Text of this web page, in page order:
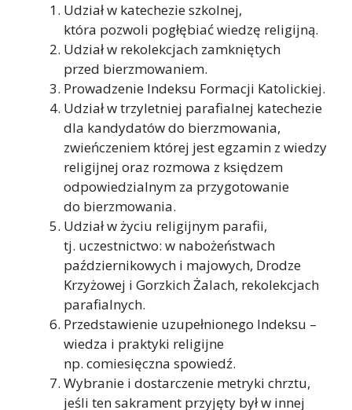
Udział w katechezie szkolnej,
która pozwoli pogłębiać wiedzę religijną.
Udział w rekolekcjach zamkniętych
przed bierzmowaniem.
Prowadzenie Indeksu Formacji Katolickiej.
Udział w trzyletniej parafialnej katechezie
dla kandydatów do bierzmowania,
zwieńczeniem której jest egzamin z wiedzy
religijnej oraz rozmowa z księdzem
odpowiedzialnym za przygotowanie
do bierzmowania.
Udział w życiu religijnym parafii,
tj. uczestnictwo: w nabożeństwach
październikowych i majowych, Drodze
Krzyżowej i Gorzkich Żalach, rekolekcjach
parafialnych.
Przedstawienie uzupełnionego Indeksu –
wiedza i praktyki religijne
np. comiesięczna spowiedź.
Wybranie i dostarczenie metryki chrztu,
jeśli ten sakrament przyjęty był w innej